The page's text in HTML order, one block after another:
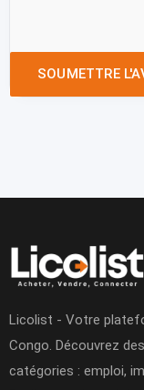
Licolist - Votre
Congo. Découvrez
catégories : emploi,